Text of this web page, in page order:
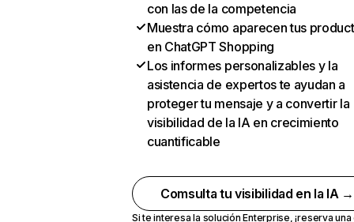
con las de la competencia
Muestra cómo aparecen tus
en ChatGPT Shopping
Los informes personalizables y la
asistencia de expertos te ayudan a
proteger tu mensaje y a convertir la
visibilidad de la IA en crecimiento
cuantificable
Comsulta tu visibilidad en la IA →
Si te interesa la solución Enterprise,¡reserva